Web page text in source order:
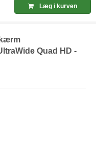
Læg i kurven
Quad HD -